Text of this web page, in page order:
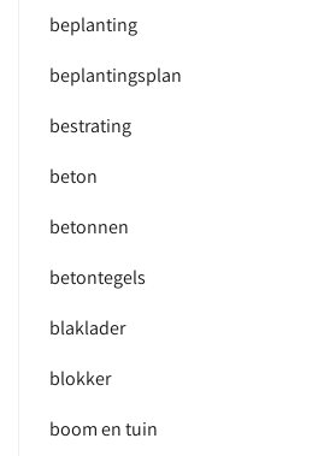
beplanting
beplantingsplan
bestrating
beton
betonnen
betontegels
blaklader
blokker
boom en tuin